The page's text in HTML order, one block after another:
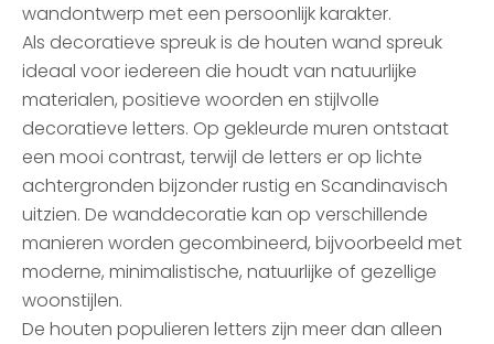
wandontwerp met een persoonlijk karakter.
Als decoratieve spreuk is de houten wand spreuk
ideaal voor iedereen die houdt van natuurlijke
materialen, positieve woorden en stijlvolle
decoratieve letters. Op gekleurde muren ontstaat
een mooi contrast, terwijl de letters er op lichte
achtergronden bijzonder rustig en Scandinavisch
uitzien. De wanddecoratie kan op verschillende
manieren worden gecombineerd, bijvoorbeeld met
moderne, minimalistische, natuurlijke of gezellige
woonstijlen.
De houten populieren letters zijn meer dan alleen